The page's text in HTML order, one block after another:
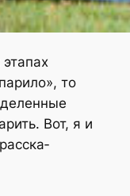
то
Вот, я и